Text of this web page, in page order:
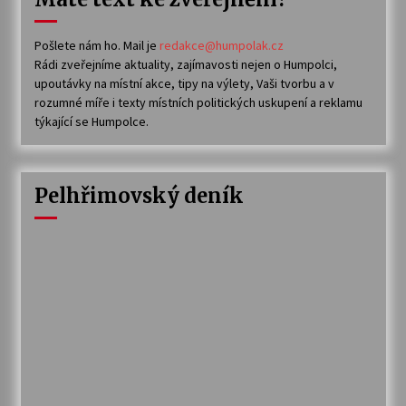
Pošlete nám ho. Mail je redakce@humpolak.cz
Rádi zveřejníme aktuality, zajímavosti nejen o Humpolci,
upoutávky na místní akce, tipy na výlety, Vaši tvorbu a v
rozumné míře i texty místních politických uskupení a reklamu
týkající se Humpolce.
Pelhřimovský deník